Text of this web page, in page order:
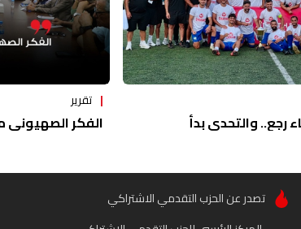
رجع.. والتحدي بدأ
تقرير
الفكر الصهيوني
تصدر عن الحزب التقدمي الاشتراكي